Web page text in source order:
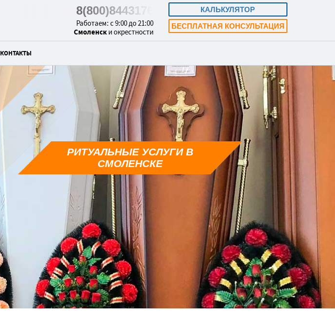
КАЛЬКУЛЯТОР
БЕСПЛАТНАЯ КОНСУЛЬТАЦИЯ
8(800)8443176
Работаем: с 9:00 до 21:00
Смоленск и окрестности
КОНТАКТЫ
РИТУАЛЬНЫЕ УСЛУГИ В
СМОЛЕНСКЕ